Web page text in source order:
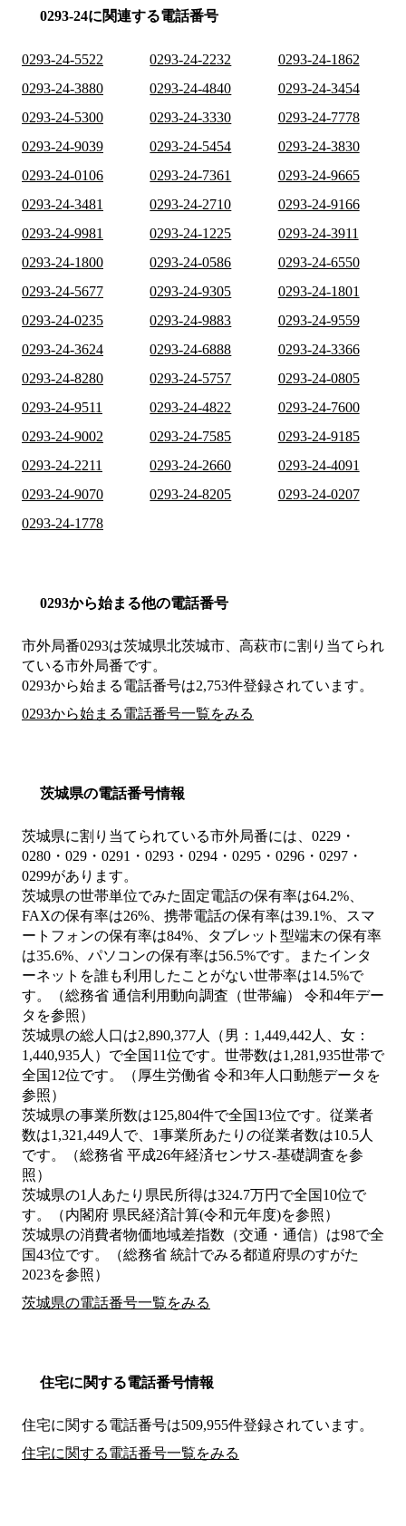
0293-24に関連する電話番号
0293-24-5522 0293-24-2232
0293-24-1862
0293-24-3880
0293-24-4840
0293-24-3454
0293-24-5300
0293-24-3330
0293-24-7778
0293-24-9039
0293-24-5454
0293-24-3830
0293-24-0106
0293-24-7361
0293-24-9665
0293-24-3481
0293-24-2710
0293-24-9166
0293-24-9981
0293-24-1225
0293-24-3911
0293-24-1800
0293-24-0586
0293-24-6550
0293-24-5677
0293-24-9305
0293-24-1801
0293-24-0235
0293-24-9883
0293-24-9559
0293-24-3624
0293-24-6888
0293-24-3366
0293-24-8280
0293-24-5757
0293-24-0805
0293-24-9511
0293-24-4822
0293-24-7600
0293-24-9002
0293-24-7585
0293-24-9185
0293-24-2211
0293-24-2660
0293-24-4091
0293-24-9070
0293-24-8205
0293-24-0207
0293-24-1778
0293から始まる他の電話番号
市外局番0293は茨城県北茨城市、高萩市に割り当てられ
ている市外局番です。
0293から始まる電話番号は2,753件登録されています。
0293から始まる電話番号一覧をみる
茨城県の電話番号情報
茨城県に割り当てられている市外局番には、0229・
0280・029・0291・0293・0294・0295・0296・0297・
0299があります。
茨城県の世帯単位でみた固定電話の保有率は64.2%、
FAXの保有率は26%、携帯電話の保有率は39.1%、スマ
ートフォンの保有率は84%、タブレット型端末の保有率
は35.6%、パソコンの保有率は56.5%です。またインタ
ーネットを誰も利用したことがない世帯率は14.5%で
す。（総務省 通信利用動向調査（世帯編） 令和4年デー
タを参照）
茨城県の総人口は2,890,377人（男：1,449,442人、女：
1,440,935人）で全国11位です。世帯数は1,281,935世帯で
全国12位です。（厚生労働省 令和3年人口動態データを
参照）
茨城県の事業所数は125,804件で全国13位です。従業者
数は1,321,449人で、1事業所あたりの従業者数は10.5人
です。（総務省 平成26年経済センサス‐基礎調査を参
照）
茨城県の1人あたり県民所得は324.7万円で全国10位で
す。（内閣府 県民経済計算(令和元年度)を参照）
茨城県の消費者物価地域差指数（交通・通信）は98で全
国43位です。（総務省 統計でみる都道府県のすがた
2023を参照）
茨城県の電話番号一覧をみる
住宅に関する電話番号情報
住宅に関する電話番号は509,955件登録されています。
住宅に関する電話番号一覧をみる